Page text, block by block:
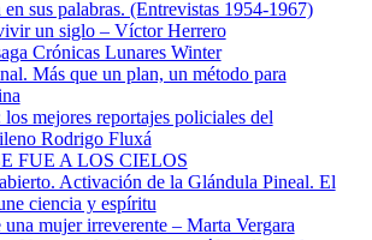
sus palabras. (Entrevistas 1954-1967)
un siglo – Víctor Herrero
Crónicas Lunares Winter
Más que un plan, un método para
mejores reportajes policiales del
Rodrigo Fluxá
FUE A LOS CIELOS
Activación de la Glándula Pineal. El
ciencia y espíritu
mujer irreverente – Marta Vergara